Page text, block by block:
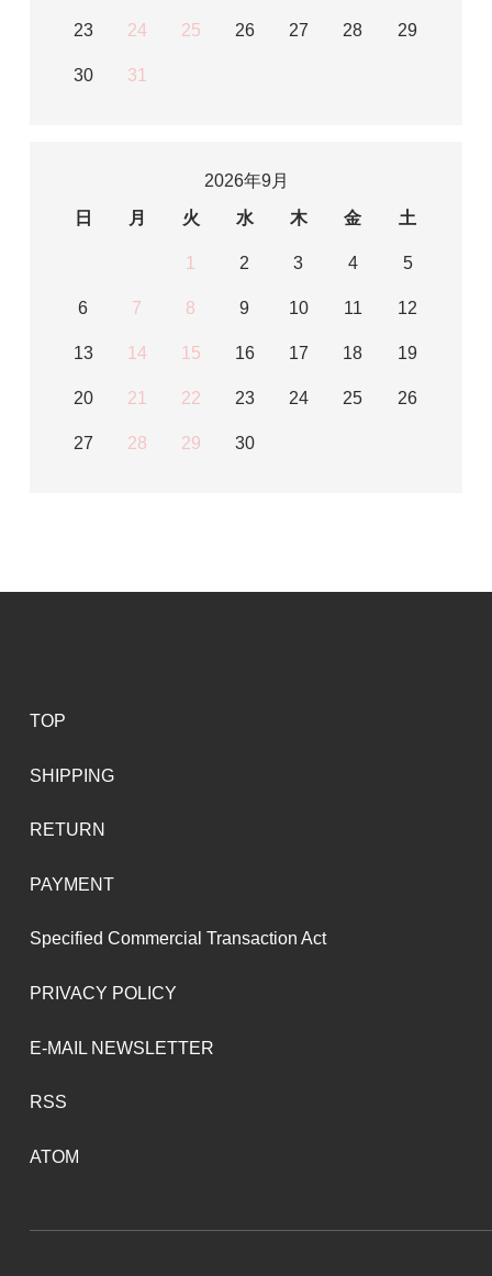
23 24 25 26 27 28 29
30 31
2026年9月
日
月 火 水 木 金 土
1 2 3 4 5
6 7 8 9 10 11 12
13 14 15 16 17 18 19
20 21 22 23 24 25 26
27 28 29 30
TOP
SHIPPING
RETURN
PAYMENT
Specified Commercial Transaction Act
PRIVACY POLICY
E-MAIL NEWSLETTER
RSS
ATOM